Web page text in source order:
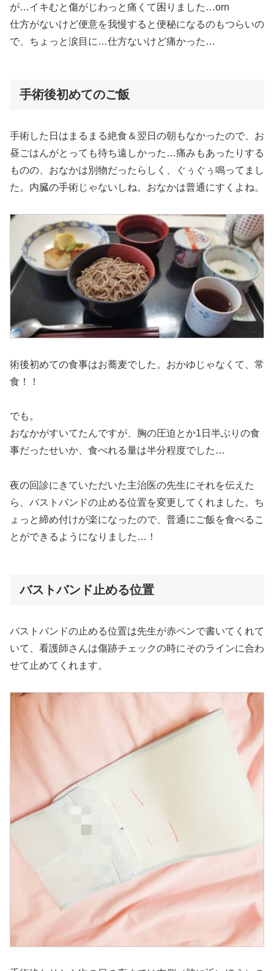
が…イキむと傷がじわっと痛くて困りました…orn
仕方がないけど便意を我慢すると便秘になるのもつらいの
で、ちょっと涙目に…仕方ないけど痛かった…
手術後初めてのご飯
手術した日はまるまる絶食＆翌日の朝もなかったので、お
昼ごはんがとっても待ち遠しかった…痛みもあったりする
ものの、おなかは別物だったらしく、ぐぅぐぅ鳴ってまし
た。内臓の手術じゃないしね。おなかは普通にすくよね。
術後初めての食事はお蕎麦でした。おかゆじゃなくて、常
食！！
でも。
おなかがすいてたんですが、胸の圧迫とか1日半ぶりの食
事だったせいか、食べれる量は半分程度でした…
夜の回診にきていただいた主治医の先生にそれを伝えた
ら、バストバンドの止める位置を変更してくれました。ち
ょっと締め付けが楽になったので、普通にご飯を食べるこ
とができるようになりました…！
バストバンド止める位置
バストバンドの止める位置は先生が赤ペンで書いてくれて
いて、看護師さんは傷跡チェックの時にそのラインに合わ
せて止めてくれます。